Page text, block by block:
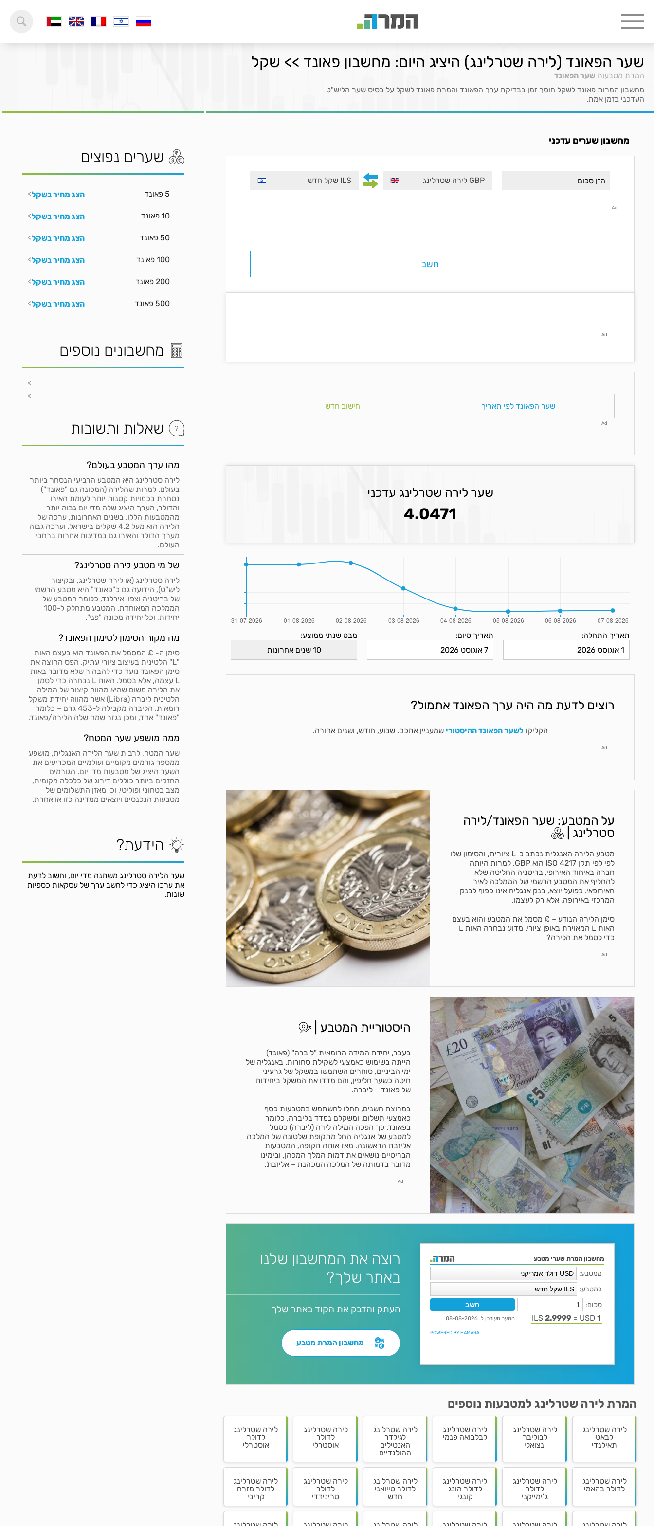
שער הפאונד (לירה שטרלינג) היציג היום: מחשבון פאונד >> שקל
המרת מטבעות שער הפאונד
מחשבון המרות פאונד לשקל חוסך זמן בבדיקת ערך הפאונד והמרת פאונד לשקל על בסיס שער הליש"ט
העדכני בזמן אמת.
מחשבון שערים עדכני
GBP לירה שטרלינג ILS שקל חדש
Ad
חשב
Ad
שער הפאונד לפי תאריך חישוב חדש
Ad
שער לירה שטרלינג עדכני
4.0471
תאריך התחלה: תאריך סיום: מבט שנתי ממוצע:
רוצים לדעת מה היה ערך הפאונד אתמול?
הקליקו לשער הפאונד ההיסטורי שמעניין אתכם. שבוע, חודש, ושנים אחורה.
Ad
על המטבע: שער הפאונד/לירה
סטרלינג |
מטבע הלירה האנגלית נכתב כ-L ציורית, והסימון שלו
לפי לפי תקן ISO 4217 הוא GBP. למרות היותה
חברה באיחוד האירופי, בריטניה החליטה שלא
להחליף את המטבע הרשמי של הממלכה לאירו
האירופאי. כפועל יוצא, בנק אנגליה אינו כפוף לבנק
המרכזי באירופה, אלא רק לעצמו.
סימן הלירה הנודע – £ מסמל את המטבע והוא בעצם
האות L המאוירת באופן ציורי. מדוע נבחרה האות L
כדי לסמל את הלירה?
Ad
היסטוריית המטבע |
בעבר, יחידת המידה הרומאית "ליברה" (פאונד)
הייתה בשימוש כאמצעי לשקילת סחורות. באנגליה של
ימי הביניים, סוחרים השתמשו במשקל של גרעיני
חיטה כשער חליפין, והם מדדו את המשקל ביחידות
של פאונד – ליברה.
במרוצת השנים, החלו להשתמש במטבעות כסף
כאמצעי תשלום, ומשקלם נמדד בליברה, כלומר
בפאונד. כך הפכה המילה לירה (ליברה) כסמל
למטבע של אנגליה החל מתקופת שלטונה של המלכה
אליזבת הראשונה. מאז אותה תקופה, המטבעות
הבריטיים נושאים את דמות המלך המכהן, ובימינו
מדובר בדמותה של המלכה המכהנת – אליזבת'.
Ad
רוצה את המחשבון שלנו
באתר שלך?
העתק והדבק את הקוד באתר שלך
מחשבון המרת מטבע
המרת לירה שטרלינג למטבעות נוספים
לירה שטרלינג
לבאט
תאילנדי
לירה שטרלינג
לבוליבר
ונצואלי
לירה שטרלינג
לבלבואה פנמי
לירה שטרלינג
לגילדר
האנטילים
ההולנדיים
לירה שטרלינג
לדולר
אוסטרלי
לירה שטרלינג
לדולר
אוסטרלי
לירה שטרלינג
לדולר בהאמי
לירה שטרלינג
לדולר
ג’ימייקני
לירה שטרלינג
לדולר הונג
קונגי
לירה שטרלינג
לדולר טייואני
חדש
לירה שטרלינג
לדולר
טרינידדי
לירה שטרלינג
לדולר מזרח
קריבי
שערים נפוצים
5 פאונד הצג מחיר בשקל
10 פאונד הצג מחיר בשקל
50 פאונד הצג מחיר בשקל
100 פאונד הצג מחיר בשקל
200 פאונד הצג מחיר בשקל
500 פאונד הצג מחיר בשקל
מחשבונים נוספים
שאלות ותשובות
מהו ערך המטבע בעולם?
לירה סטרלינג היא המטבע הרביעי הנסחר ביותר
בעולם. למרות שהלירה (המכונה גם "פאונד")
נסחרת בכמויות קטנות יותר לעומת האירו
והדולר, הערך היציג שלה מדי יום גבוה יותר
מהמטבעות הללו. בשנים האחרונות, ערכה של
הלירה הוא מעל 4.2 שקלים בישראל, וערכה גבוה
מערך הדולר והאירו גם במדינות אחרות ברחבי
העולם.
של מי מטבע לירה סטרלינג?
לירה סטרלינג (או לירה שטרלינג, ובקיצור
ליש"ט), הידועה גם כ"פאונד" היא מטבע הרשמי
של בריטניה וצפון אירלנד, כלומר המטבע של
הממלכה המאוחדת. המטבע מתחלק ל-100
יחידות, וכל יחידה מכונה "פני".
מה מקור הסימון לסימון הפאונד?
סימן ה- £ המסמל את הפאונד הוא בעצם האות
"L" הלטינית בעיצוב ציורי עתיק. הפס החוצה את
סימן הפאונד נועד כדי להבהיר שלא מדובר באות
L עצמה, אלא בסמל. האות L נבחרה כדי לסמן
את הלירה משום שהיא מהווה קיצור של המילה
הלטינית ליברה (Libra) אשר מהווה יחידת משקל
רומאית. הליברה מקבילה ל-453 גרם – כלומר
"פאונד" אחד, ומכן נגזר שמה שלה הלירה/פאונד.
ממה מושפע שער המטח?
שער המטח, לרבות שער הלירה האנגלית, מושפע
ממספר גורמים מקומיים ועולמיים המכריעים את
השער היציג של מטבעות מדי יום. הגורמים
החזקים ביותר כוללים דירוג של כלכלה מקומית,
מצב בטחוני ופוליטי, וכן מאזן התשלומים של
מטבעות הנכנסים ויוצאים ממדינה כזו או אחרת.
הידעת?
שער הלירה סטרלינג משתנה מדי יום, וחשוב לדעת
את ערכו היציג כדי לחשב ערך של עסקאות כספיות
שונות.